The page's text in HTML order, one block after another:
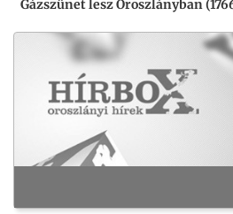
Gázszünet lesz Oroszlányban